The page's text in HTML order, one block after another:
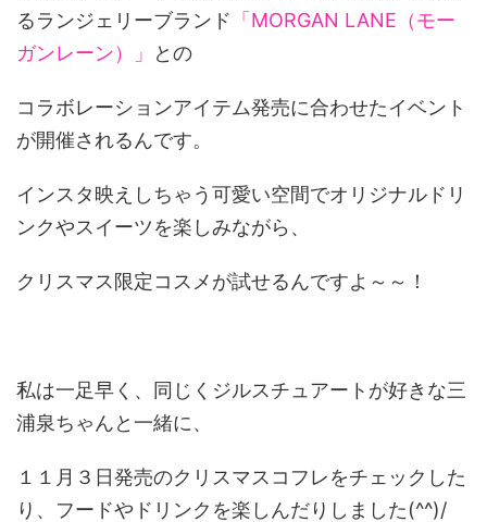
るランジェリーブランド 「MORGAN LANE（モー
ガンレーン）」
との
コラボレーションアイテム発売に合わせたイベント
が開催されるんです。
インスタ映えしちゃう可愛い空間でオリジナルドリ
ンクやスイーツを楽しみながら、
クリスマス限定コスメが試せるんですよ～～！
私は一足早く、同じくジルスチュアートが好きな三
浦泉ちゃんと一緒に、
１１月３日発売のクリスマスコフレをチェックした
り、フードやドリンクを楽しんだりしました(^^)/